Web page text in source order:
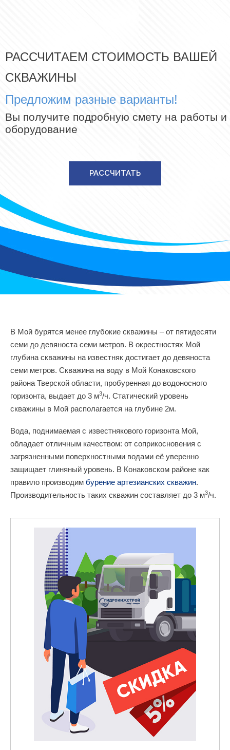
РАССЧИТАЕМ СТОИМОСТЬ ВАШЕЙ
СКВАЖИНЫ
Предложим разные варианты!
Вы получите подробную смету на работы и
оборудование
РАССЧИТАТЬ
В Мой бурятся менее глубокие скважины – от пятидесяти
семи до девяноста семи метров. В окрестностях Мой
глубина скважины на известняк достигает до девяноста
семи метров. Скважина на воду в Мой Конаковского
района Тверской области, пробуренная до водоносного
горизонта, выдает до 3 м3/ч. Статический уровень
скважины в Мой располагается на глубине 2м.
Вода, поднимаемая с известнякового горизонта Мой,
обладает отличным качеством: от соприкосновения с
загрязненными поверхностными водами её уверенно
защищает глиняный уровень. В Конаковском районе как
правило производим бурение артезианских скважин.
Производительность таких скважин составляет до 3 м3/ч.